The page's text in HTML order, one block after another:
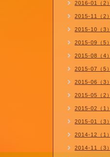
2016-01（2）
2015-11（2）
2015-10（3）
2015-09（5）
2015-08（4）
2015-07（5）
2015-06（3）
2015-05（2）
2015-02（1）
2015-01（3）
2014-12（1）
2014-11（3）